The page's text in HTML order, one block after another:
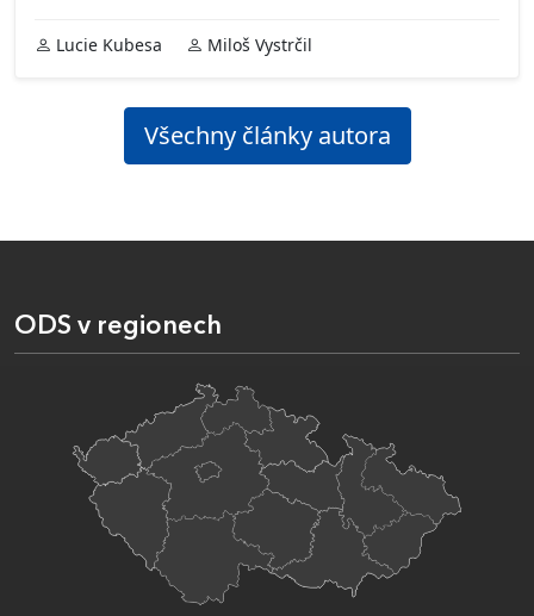
Lucie Kubesa Miloš Vystrčil
Všechny články autora
ODS v regionech